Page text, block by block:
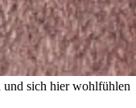
und sich hier wohlfühlen